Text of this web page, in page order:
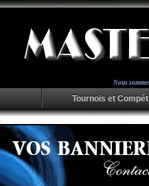
Nous
Tournois et